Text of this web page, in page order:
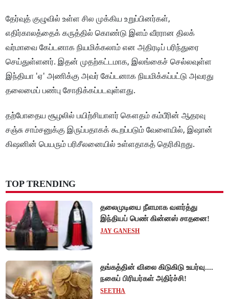
தேர்வுத் குழுவில் உள்ள சில முக்கிய உறுப்பினர்கள்,
எதிர்காலத்தைக் கருத்தில் கொண்டு இளம் வீரரான திலக்
வர்மாவை கேப்டனாக நியமிக்கலாம் என அதிரடிப் பரிந்துரை
செய்துள்ளனர். இதன் முதற்கட்டமாக, இலங்கைச் செல்லவுள்ள
இந்தியா 'ஏ' அணிக்கு அவர் கேப்டனாக நியமிக்கப்பட்டு அவரது
தலைமைப் பண்பு சோதிக்கப்படவுள்ளது.
தற்போதைய சூழலில் பயிற்சியாளர் கௌதம் கம்பீரின் ஆதரவு
சஞ்சு சாம்சனுக்கு இருப்பதாகக் கூறப்படும் வேளையில், இஷான்
கிஷனின் பெயரும் பரிசீலனையில் உள்ளதாகத் தெரிகிறது.
TOP TRENDING
தலைமுடியை நீளமாக வளர்த்து
இந்தியப் பெண் கின்னஸ் சாதனை!
JAY GANESH
தங்கத்தின் விலை கிடுகிடு உயர்வு....
நகைப் பிரியர்கள் அதிர்ச்சி!
SEETHA